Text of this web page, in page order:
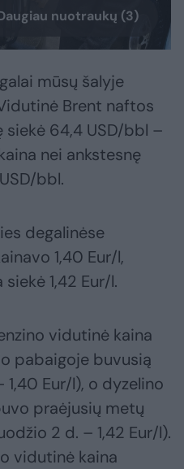
nuotraukų (3)
mūsų šalyje
Brent naftos
64,4 USD/bbl –
nei ankstesnę
bbl.
degalinėse
1,40 Eur/l,
1,42 Eur/l.
vidutinė kaina
pabaigoje buvusią
Eur/l), o dyzelino
praėjusių metų
2 d. – 1,42 Eur/l).
vidutinė kaina